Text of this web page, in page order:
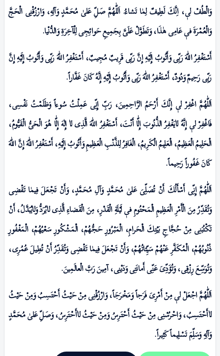
وَالْطُفْ لیٖ، اِنَّكَ لَطِیفٌ لِمٰا تَشاءُ. اَللّٰهُمَّ صَلِّ عَلیٰ مُحَمَّدٍ وَآلِهِ، وَارْزُقْنِى الْحَجَّ
وَالْعُمْرَةَ فیٖ عَامِی هٰذَا، وَتَطَوَّلْ عَلَیَّ بِجَمِيعِ حَوائِجِى لِلْآخِرَةِ وَالدُّنْيا.
أَسْتَغْفِرُ اللّٰهَ رَبِّی وَأَتُوبُ إِلَيْهِ إِنَّ رَبِّی قَرِيبٌ مُجِيبٌ، أَسْتَغْفِرُ اللّٰهَ رَبِّی وَأَتُوبُ إِلَيْهِ إِنَّ
رَبِّی رَحِيمٌ وَدُودٌ، أَسْتَغْفِرُ اللّٰهَ رَبِّی وَأَتُوبُ إِلَيْهِ إِنَّهُ كَانَ غَفَّاراً.
اَللّٰهُمَّ اغْفِرْ لیٖ إِنَّكَ أَرْحَمُ الرَّاحِمِینَ، رَبِّ إِنِّی عَمِلْتُ سُوءاً وَظَلَمْتُ نَفْسِی،
فَاغْفِرْ لیٖ إِنَّهُ لاٰيَغْفِرُ الذُّنُوبَ إِلّٰا أَنْتَ، أَسْتَغْفِرُ اللّٰهَ الَّذِى لاٰ إِلٰهَ إِلّٰا هُوَ الْحَىُّ الْقَيُّومُ،
الْحَلِيمُ الْعَظِيمُ، الْعَلِیمُ الْكَرِيمُ، الْغَافِرُ لِلذَّنْبِ الْعَظِيمِ وَأَتُوبُ إِلَيْهِ، أَسْتَغْفِرُ اللّٰهَ إِنَّ اللّٰهَ
كَانَ غَفُوراً رَحِيماً.
اَللّٰهُمَّ إِنِّی أَسْأَلُكَ أَنْ تُصَلِّیَ عَلیٰ مُحَمَّدٍ وَآلِ مُحَمَّدٍ، وَأَنْ تَجْعَلَ فِيمٰا تَقْضِی
وَتُقَدِّرُ مِنَ الْأَمْرِ الْعَظِيمِ الْمَحْتُومِ فیٖ لَيْلَةِ الْقَدْرِ، مِنَ الْقَضاءِ الَّذِى لاٰيُرَدُّ وَلاٰيُبَدَّلُ، أَنْ
تَكْتُبَنِى مِنْ حُجَّاجِ بَيْتِكَ الْحَرامِ، الْمَبْـرُورِ حَجُّهُمْ، الْمَشْكُورِ سَعْيُهُمْ، الْمَغْفُورِ
ذُنُوبُهُمْ، الْمُكَفَّرِ عَنْهُمْ سَيِّئاتُهُمْ، وَأَنْ تَجْعَلَ فِيمٰا تَقْضِی وَتُقَدِّرُ أَنْ تُطِيلَ عُمُرِى،
وَتُوَسِّعَ رِزْقِى، وَتُؤَدِّىَ عَنِّى أَمانَتِى وَدَيْنِى، آمِینَ رَبَّ الْعالَمِینَ.
اَللّٰهُمَّ اجْعَلْ لیٖ مِنْ أَمْرِىَ فَرَجاً وَمَخْرَجَاً، وَارْزُقْنِى مِنْ حَيْثُ أَحْتَسِبُ وَمِنْ حَيْثُ
لاٰأَحْتَسِبُ، وَاحْرُسْنِى مِنْ حَيْثُ أَحْتَـرِسُ وَمِنْ حَيْثُ لاٰأَحْتَـرِسُ، وَصَلِّ عَلیٰ مُحَمَّدٍ
وَآلِهِ وَسَلِّمَ تَسْلِیماً كَثِیراً.